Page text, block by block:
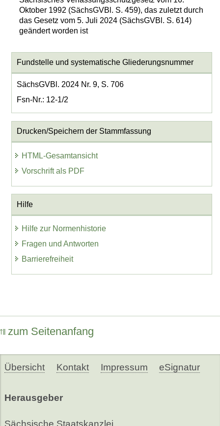
Oktober 1992 (SächsGVBl. S. 459), das zuletzt durch
das Gesetz vom 5. Juli 2024 (SächsGVBl. S. 614)
geändert worden ist
Fundstelle und systematische Gliederungsnummer
SächsGVBl. 2024 Nr. 9, S. 706
Fsn-Nr.: 12-1/2
Drucken/Speichern der Stammfassung
HTML-Gesamtansicht
Vorschrift als PDF
Hilfe
Hilfe zur Normenhistorie
Fragen und Antworten
Barrierefreiheit
zum Seitenanfang
Übersicht Kontakt Impressum eSignatur
Herausgeber
Sächsische Staatskanzlei